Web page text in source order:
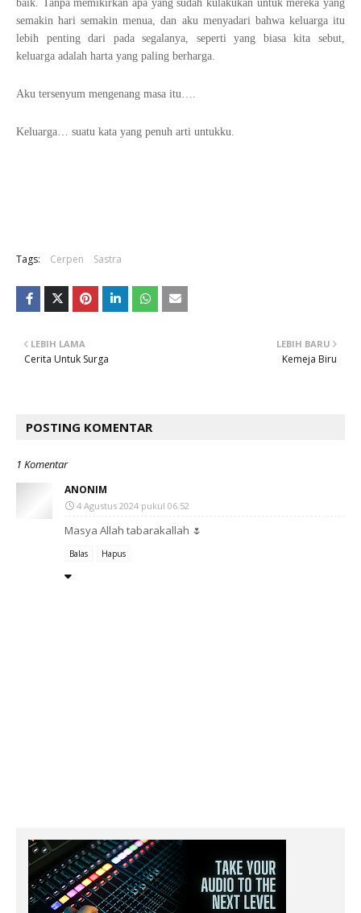
baik. Tanpa memikirkan apa yang sudah kulakukan untuk mereka yang
semakin hari semakin menua, dan aku menyadari bahwa keluarga itu
lebih penting dari pada segalanya, seperti yang biasa kita sebut,
keluarga adalah harta yang paling berharga.
Aku tersenyum mengenang masa itu….
Keluarga… suatu kata yang penuh arti untukku.
Tags: Cerpen Sastra
LEBIH BARU
Kemeja Biru
LEBIH LAMA
Cerita Untuk Surga
POSTING KOMENTAR
1 Komentar
ANONIM
4 Agustus 2024 pukul 06.52
Masya Allah tabarakallah 🌷
Balas Hapus